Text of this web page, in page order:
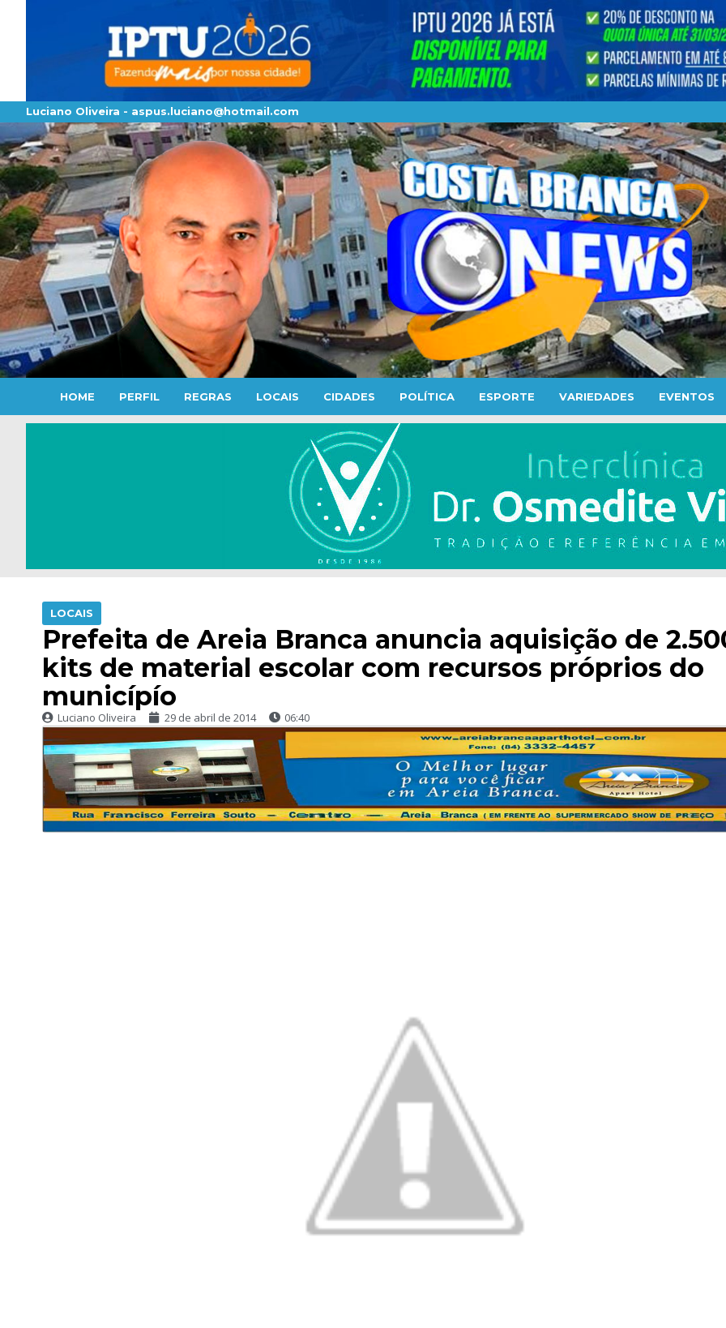
Luciano Oliveira - aspus.luciano@hotmail.com
HOME PERFIL REGRAS LOCAIS CIDADES POLÍTICA ESPORTE VARIEDADES EVENTOS
LOCAIS
Prefeita de Areia Branca anuncia aquisição de
kits de material escolar com recursos próprios do
municípío
Luciano Oliveira 29 de abril de 2014 06:40